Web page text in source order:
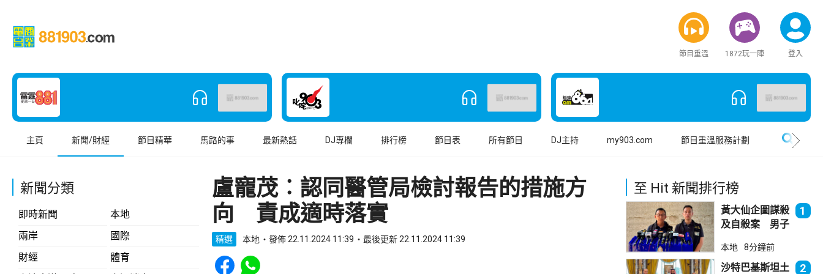
節目重溫 1872玩一陣 登入
主頁 新聞/財經 節目精華 馬路的事 最新熱話 DJ專欄 排行榜 節目表 所有節目 DJ主持 my903.com 節目重溫服務計劃
新聞分類
即時新聞
本地
兩岸
國際
財經
體育
盧寵茂︰認同醫管局檢討報告的措施方
向 責成適時落實
精選 本地 發佈 22.11.2024 11:39 最後更新 22.11.2024 11:39
Share to Facebook
Share to WhatsApp
至 Hit 新聞排行榜
黃大仙企圖謀殺
及自殺案 男子
墮樓亡
1
本地 8分鐘前
沙特巴基斯坦土 2